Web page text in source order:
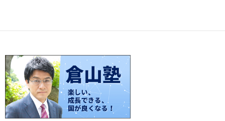
b
o
o
k
es
t
y
Li
n
k
n
a